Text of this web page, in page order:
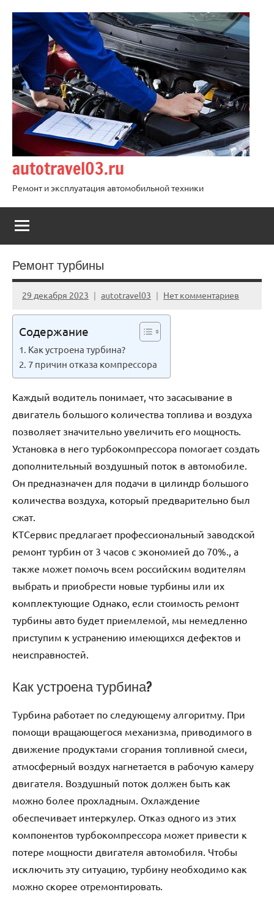
содержимому
autotravel03.ru
Ремонт и эксплуатация автомобильной техники
Ремонт турбины
29 декабря 2023 autotravel03 Нет комментариев
Содержание
Как устроена турбина?
7 причин отказа компрессора
Каждый водитель понимает, что засасывание в
двигатель большого количества топлива и воздуха
позволяет значительно увеличить его мощность.
Установка в него турбокомпрессора помогает создать
дополнительный воздушный поток в автомобиле.
Он предназначен для подачи в цилиндр большого
количества воздуха, который предварительно был
сжат.
КТСервис предлагает профессиональный заводской
ремонт турбин от 3 часов с экономией до 70%., а
также может помочь всем российским водителям
выбрать и приобрести новые турбины или их
комплектующие Однако, если стоимость ремонт
турбины авто будет приемлемой, мы немедленно
приступим к устранению имеющихся дефектов и
неисправностей.
Как устроена турбина?
Турбина работает по следующему алгоритму. При
помощи вращающегося механизма, приводимого в
движение продуктами сгорания топливной смеси,
атмосферный воздух нагнетается в рабочую камеру
двигателя. Воздушный поток должен быть как
можно более прохладным. Охлаждение
обеспечивает интеркулер. Отказ одного из этих
компонентов турбокомпрессора может привести к
потере мощности двигателя автомобиля. Чтобы
исключить эту ситуацию, турбину необходимо как
можно скорее отремонтировать.